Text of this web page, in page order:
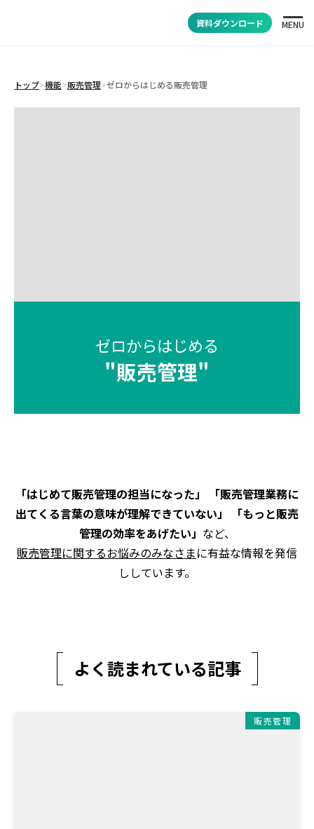
資料ダウンロード MENU
トップ>機能>販売管理>ゼロからはじめる販売管理
ゼロからはじめる
"販売管理"
「はじめて販売管理の担当になった」 「販売管理業務に
出てくる言葉の意味が理解できていない」 「もっと販売
管理の効率をあげたい」 など、
販売管理に関するお悩みのみなさまに有益な情報を発信
ししています。
よく読まれている記事
販売管理